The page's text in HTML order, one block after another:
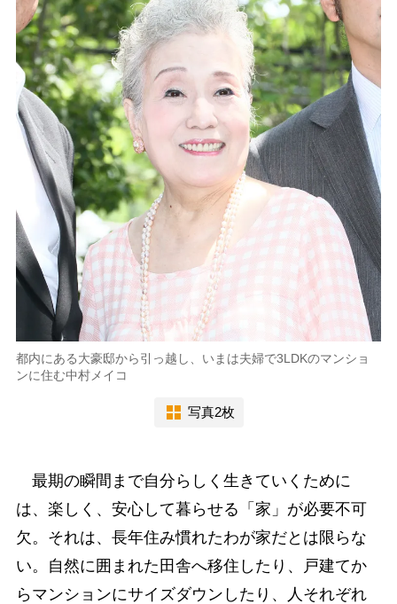
都内にある大豪邸から引っ越し、いまは夫婦で3LDKのマンショ
ンに住む中村メイコ
写真2枚
最期の瞬間まで自分らしく生きていくために
は、楽しく、安心して暮らせる「家」が必要不可
欠。それは、長年住み慣れたわが家だとは限らな
い。自然に囲まれた田舎へ移住したり、戸建てか
らマンションにサイズダウンしたり、人それぞれ